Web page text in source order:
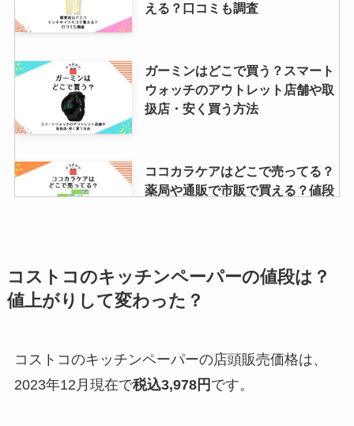
える？口コミも調査
ガーミンはどこで買う？スマート
ウォッチのアウトレット店舗や取
扱店・安く買う方法
ココカラケアはどこで売ってる？
薬局や通販で市販で買える？値段
iphoneのイヤホンが100均で売っ
てる？セリアやダイソーでおすす
めは？ライトニング買える？
ライフや生協・amazonなど通販
コストコのキッチンペーパーの値段は？
値上がりして変わった？
コストコのキッチンペーパーの店頭販売価格は、
2023年12月現在で税込3,978円 です。